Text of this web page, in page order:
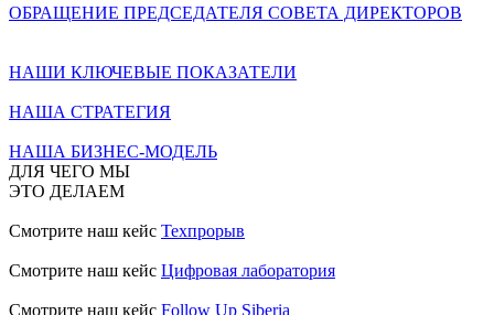
ОБРАЩЕНИЕ ПРЕДСЕДАТЕЛЯ СОВЕТА ДИРЕКТОРОВ
НАШИ КЛЮЧЕВЫЕ ПОКАЗАТЕЛИ
НАША СТРАТЕГИЯ
НАША БИЗНЕС-МОДЕЛЬ
ДЛЯ ЧЕГО МЫ
ЭТО ДЕЛАЕМ
Смотрите наш кейс Техпрорыв
Смотрите наш кейс Цифровая лаборатория
Смотрите наш кейс Follow Up Siberia